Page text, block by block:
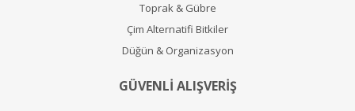
Toprak & Gübre
Çim Alternatifi Bitkiler
Düğün & Organizasyon
GÜVENLİ ALIŞVERİŞ